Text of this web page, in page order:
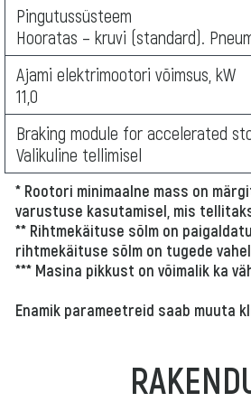
Pingutussüsteem
Hooratas – kruvi (standard).
Ajami elektrimootori võimsus, kW
11,0
Braking module for accelerated
Valikuline tellimisel
* Rootori minimaalne mass on
varustuse kasutamisel, mis
** Rihtmekäituse sõlm on
rihtmekäituse sõlm on tugede
*** Masina pikkust on võimalik ka
Enamik parameetreid saab muuta